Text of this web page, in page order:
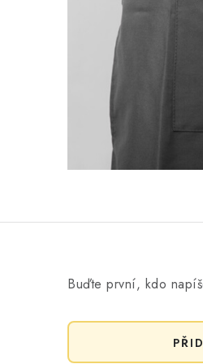
Buďte první, kdo